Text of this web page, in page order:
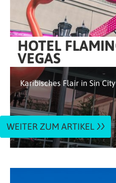
HOTEL
VEGAS
Karibisches Flair in Sin City
WEITER ZUM ARTIKEL